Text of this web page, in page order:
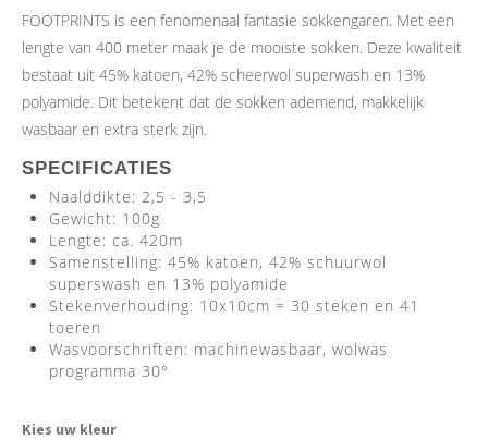
Breistekenbibliotheek
Kleine Prijsjes
Thermomix TM7
FOOTPRINTS is een fenomenaal fantasie sokkengaren. Met een
lengte van 400 meter maak je de mooiste sokken. Deze kwaliteit
bestaat uit 45% katoen, 42% scheerwol superwash en 13%
polyamide. Dit betekent dat de sokken ademend, makkelijk
wasbaar en extra sterk zijn.
SPECIFICATIES
Naalddikte: 2,5 - 3,5
Gewicht: 100g
Lengte: ca. 420m
Samenstelling: 45% katoen, 42% schuurwol
superswash en 13% polyamide
Stekenverhouding: 10x10cm = 30 steken en 41
toeren
Wasvoorschriften: machinewasbaar, wolwas
programma 30°
Kies uw kleur